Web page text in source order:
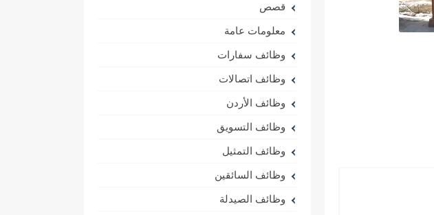
قصص
معلومات عامة
وظائف سفارات
وظائف اتصالات
وظائف الأردن
وظائف التسويق
وظائف التمثيل
وظائف السائقين
وظائف الصيدلة